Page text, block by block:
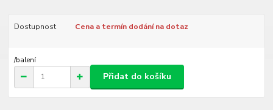
Dostupnost Cena a termín dodání na dotaz
/balení
Přidat do košíku